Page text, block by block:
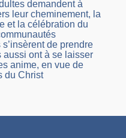
demandent à
leur cheminement, la
et la célébration du
de prendre
aussi ont à se laisser
anime, en vue de
du Christ